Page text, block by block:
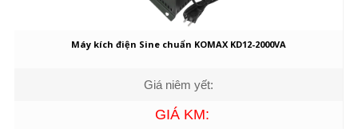
Máy kích điện Sine chuẩn KOMAX KD12-2000VA
Giá niêm yết:
GIÁ KM: